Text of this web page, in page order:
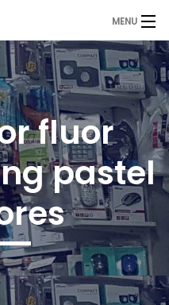
MENU
fluor
pastel